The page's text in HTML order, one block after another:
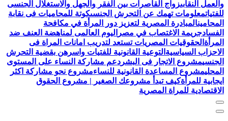
والعمل النقابىزواج القاصرات بين الفقر والجهل والاستغلال الجنسى
للفتياتمعلومات تهمك عن التحرش الجنسىكوتة للمحاميات فى نقابة
المحامينالمبادرة المصرية لتعزيز دور المرأة في مكافحة
الفسادجريمة الاغتصاب في مصر اليوم العالمى لمناهضة العنف ضد
المرأة الحقوقيات المصريات تستعد لتدريب امانات المراة فى
الاحزاب السياسية التوعية القانونية للفتيات واسرهن بقضية التحرش
الجنسيمشروع الاتجار فى البشر دعم مشاركة النساء على المستوى
المحليمشروع المساعدة القانونية للنساءمشروع نحو مشاركة اكثر
ايجابية للمرأةكيف تبدأ مشروعك الصغير | مشروع الحقوق
الاقتصادية للمراة المصرية